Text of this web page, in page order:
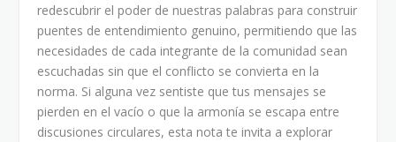
redescubrir el poder de nuestras palabras para construir
puentes de entendimiento genuino, permitiendo que las
necesidades de cada integrante de la comunidad sean
escuchadas sin que el conflicto se convierta en la
norma. Si alguna vez sentiste que tus mensajes se
pierden en el vacío o que la armonía se escapa entre
discusiones circulares, esta nota te invita a explorar